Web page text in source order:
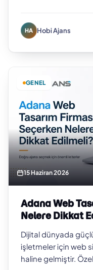
HA Hobi Ajans
GENEL
15 Haziran 2026
Adana Web
Nelere Dikkat
Dijital dünyada
işletmeler için web
haline gelmiştir.